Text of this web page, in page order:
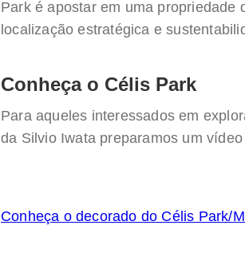
Park é apostar em uma propriedade
localização estratégica e
Conheça o Célis Park
Para aqueles interessados em
da Silvio Iwata preparamos um
Conheça o decorado do Célis Park/